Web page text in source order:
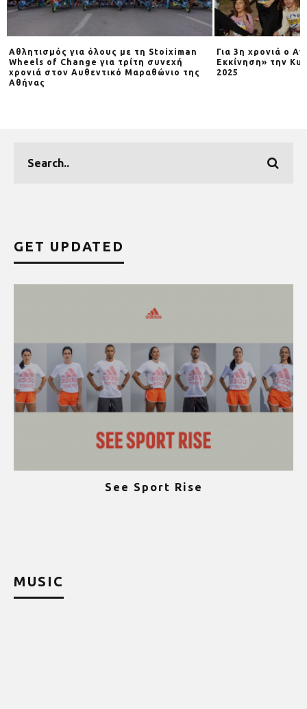
Αθλητισμός για όλους με τη Stoiximan
Wheels of Change για τρίτη συνεχή
χρονιά στον Αυθεντικό Μαραθώνιο της
Αθήνας
Για 3η χρονιά o
Εκκίνηση» την
2025
GET UPDATED
See Sport Rise
MUSIC